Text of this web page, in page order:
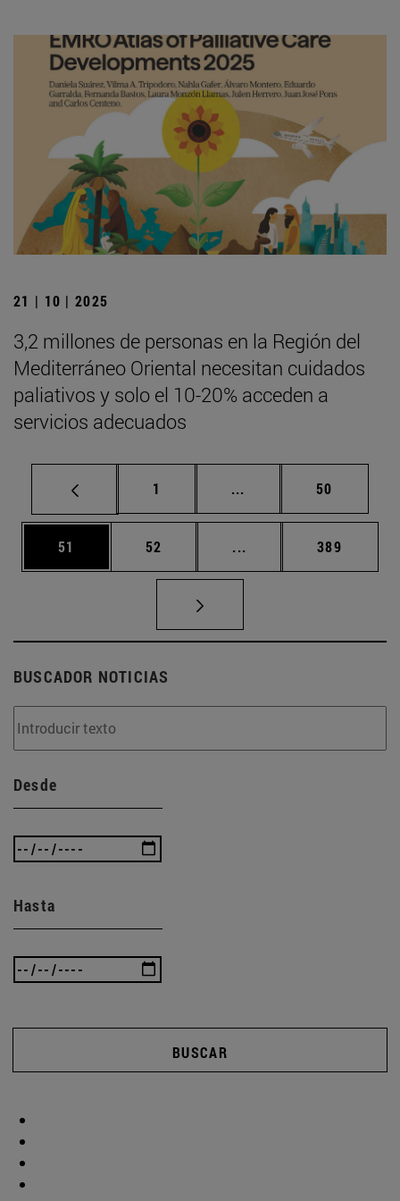
21 | 10 | 2025
3,2 millones de personas en la Región del
Mediterráneo Oriental necesitan cuidados
paliativos y solo el 10-20% acceden a
servicios adecuados
Página
1 ... Páginas intermedias
Página
50
Página
51 Página
52 ... Páginas intermedias
Página
389
BUSCADOR NOTICIAS
Desde
Hasta
BUSCAR